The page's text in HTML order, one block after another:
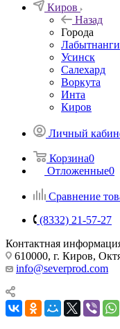
Киров
Назад
Города
Лабытнанги
Усинск
Салехард
Воркута
Инта
Киров
Личный
Корзина0
Отложенные0
Сравнение
(8332) 21-57-27
Контактная
610000, г. Киров,
info@severprod.com